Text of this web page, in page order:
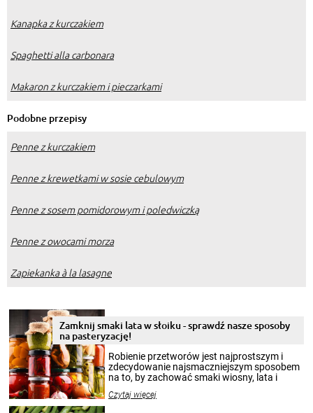
Kanapka z kurczakiem
Spaghetti alla carbonara
Makaron z kurczakiem i pieczarkami
Podobne przepisy
Penne z kurczakiem
Penne z krewetkami w sosie cebulowym
Penne z sosem pomidorowym i poledwiczką
Penne z owocami morza
Zapiekanka à la lasagne
Zamknij smaki lata w słoiku - sprawdź nasze sposoby
na pasteryzację!
Robienie przetworów jest najprostszym i
zdecydowanie najsmaczniejszym sposobem
na to, by zachować smaki wiosny, lata i
krajobrazów, by cieszyć nimi oko w sezonie
Czytaj więcej